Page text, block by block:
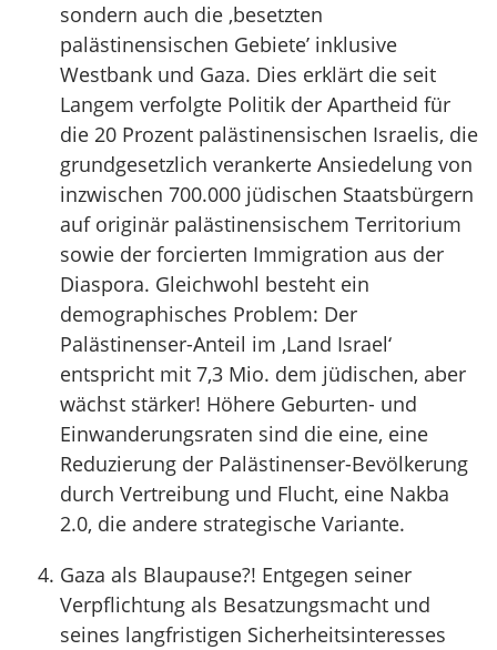
sondern auch die ‚besetzten
palästinensischen Gebiete’ inklusive
Westbank und Gaza. Dies erklärt die seit
Langem verfolgte Politik der Apartheid für
die 20 Prozent palästinensischen Israelis, die
grundgesetzlich verankerte Ansiedelung von
inzwischen 700.000 jüdischen Staatsbürgern
auf originär palästinensischem Territorium
sowie der forcierten Immigration aus der
Diaspora. Gleichwohl besteht ein
demographisches Problem: Der
Palästinenser-Anteil im ‚Land Israel‘
entspricht mit 7,3 Mio. dem jüdischen, aber
wächst stärker! Höhere Geburten- und
Einwanderungsraten sind die eine, eine
Reduzierung der Palästinenser-Bevölkerung
durch Vertreibung und Flucht, eine Nakba
2.0, die andere strategische Variante.
Gaza als Blaupause?! Entgegen seiner
Verpflichtung als Besatzungsmacht und
seines langfristigen Sicherheitsinteresses